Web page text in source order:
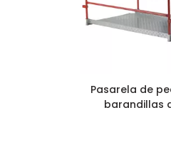
Pasarela de
barandillas